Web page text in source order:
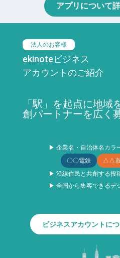
アプリについて
法人のお客様
ekinoteビジネス
アカウントのご紹介
「駅」を起点に地域
創パートナーを広く
▶ 企業名・自治体名カラ
〇〇電鉄
△△市
▶ 沿線住民と共創する投
▶ 全国から集客できるデ
ビジネスアカウントに